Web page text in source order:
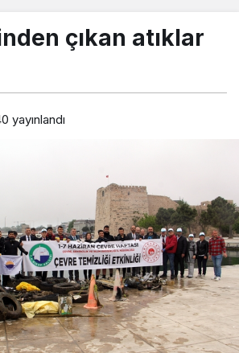
çıkan atıklar
yayınlandı